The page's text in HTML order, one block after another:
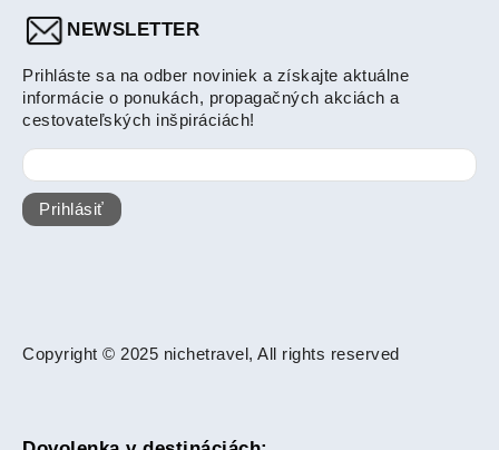
NEWSLETTER
Prihláste sa na odber noviniek a získajte aktuálne
informácie o ponukách, propagačných akciách a
cestovateľských inšpiráciách!
Prihlásiť
Copyright © 2025 nichetravel, All rights reserved